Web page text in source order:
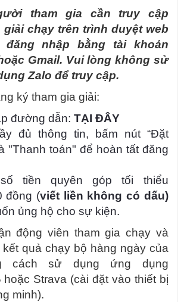
tham gia cần truy cập
chạy trên trình duyệt web
nhập bằng tài khoản
Gmail. Vui lòng không sử
Zalo để truy cập.
ký tham gia giải:
đường dẫn: TẠI ĐÂY
đủ thông tin, bấm nút “Đặt
"Thanh toán" để hoàn tất đăng
tiền quyên góp tối thiểu
đồng (viết liền không có dấu)
ủng hộ cho sự kiện.
động viên tham gia chạy và
quả chạy bộ hàng ngày của
cách sử dụng ứng dụng
hoặc Strava (cài đặt vào thiết bị
minh).